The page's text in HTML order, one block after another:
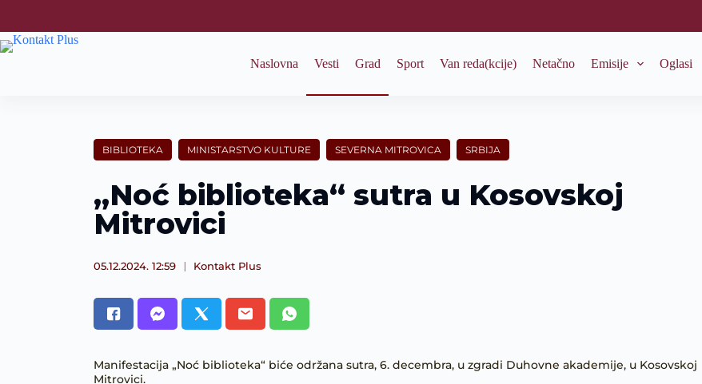
k
i
Naslovna Vesti Grad Sport Van reda(kcije) Netačno Emisije Oglasi
BIBLIOTEKA MINISTARSTVO KULTURE SEVERNA MITROVICA SRBIJA
„Noć biblioteka“ sutra u Kosovskoj
Mitrovici
05.12.2024. 12:59 Kontakt Plus
Manifestacija „Noć biblioteka“ biće održana sutra, 6. decembra, u zgradi Duhovne akademije, u Kosovskoj
Mitrovici.